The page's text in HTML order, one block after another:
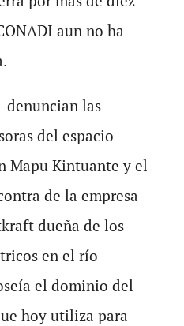
aun no ha
denuncian las
del espacio
Mapu Kintuante y el
de la empresa
dueña de los
en el río
el dominio del
hoy utiliza para